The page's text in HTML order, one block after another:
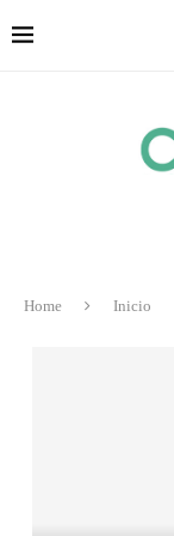
Home Inicio